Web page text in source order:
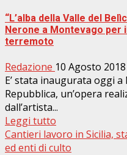
“L’alba della Valle del
Nerone a Montevago per
terremoto
Redazione 10 Agosto 2018
E’ stata inaugurata oggi
Repubblica, un’opera
dall’artista...
Leggi tutto
Cantieri lavoro in Sicilia,
ed enti di culto